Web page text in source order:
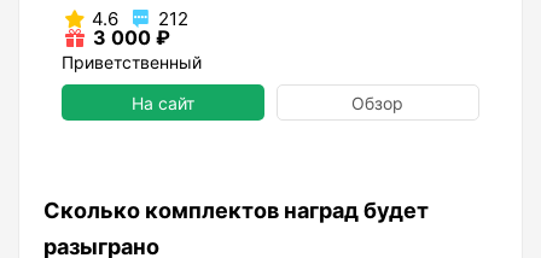
4.6 212
3 000 ₽
Приветственный
На сайт
Обзор
Сколько комплектов наград будет
разыграно